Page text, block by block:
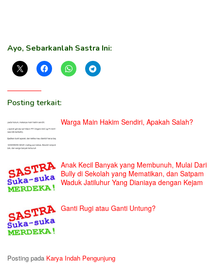
Ayo, Sebarkanlah Sastra Ini:
Posting terkait:
Warga Main Hakim Sendiri, Apakah Salah?
Anak Kecil Banyak yang Membunuh, Mulai Dari
Bully di Sekolah yang Mematikan, dan Satpam
Waduk Jatiluhur Yang Dianiaya dengan Kejam
Ganti Rugi atau Ganti Untung?
Posting pada Karya Indah Pengunjung